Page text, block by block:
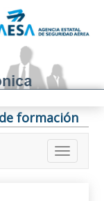
formación